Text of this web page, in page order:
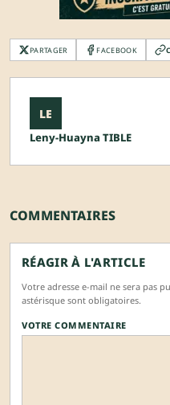
PARTAGER FACEBOOK
LE
Leny-Huayna TIBLE
COMMENTAIRES
RÉAGIR À L'ARTICLE
Votre adresse e-mail ne sera pas
astérisque sont obligatoires.
VOTRE COMMENTAIRE